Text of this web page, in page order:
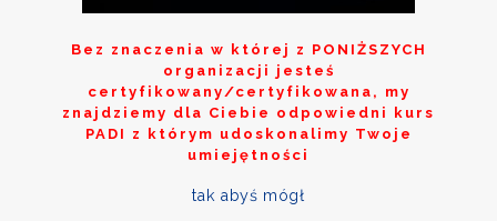
Bez znaczenia w której z PONIŻSZYCH
organizacji jesteś
certyfikowany/certyfikowana, my
znajdziemy dla Ciebie odpowiedni kurs
PADI z którym udoskonalimy Twoje
umiejętności
tak abyś mógł